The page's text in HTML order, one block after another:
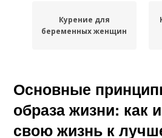
Курение для
беременных женщин
Курения на организм
Основные
образа жизни: как
свою жизнь к